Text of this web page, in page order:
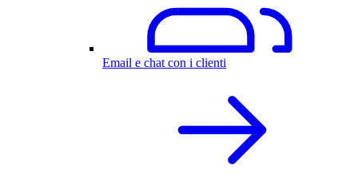
Email e chat con i clienti